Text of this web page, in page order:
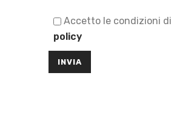
Accetto le condizioni di
policy